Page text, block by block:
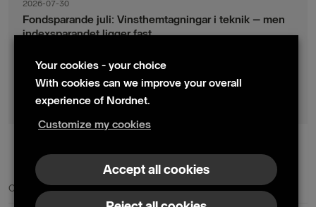
2026-07-30
Fondsparande juli: Vinsthemtagningar i teknik – men
indexsparandet ligger fast
2026-07-17
Nordnet veröffentlicht Zwischenbericht zum zweiten
Quartal 2026
Contact us Press contacts
Your cookies - your choice
With cookies can we improve your overall
experience of Nordnet.
Customize my cookies
Accept all cookies